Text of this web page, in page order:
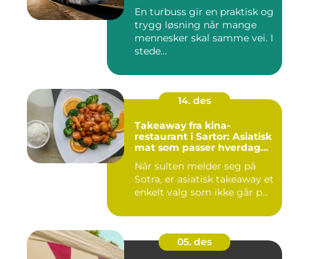
En turbuss gir en praktisk og
trygg løsning når mange
mennesker skal samme vei. I
stede...
14. des
Takeaway fra kina-
restaurant i Sartor: Asiatisk
mat som passer hverdag
Når sulten melder seg på
Sotra, er asiatisk takeaway et
enkelt valg som ikke går p...
05. des